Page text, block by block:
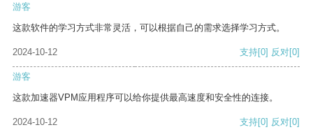
游客
这款软件的学习方式非常灵活，可以根据自己的需求选择学习方式。
2024-10-12 支持[0] 反对[0]
游客
这款加速器VPM应用程序可以给你提供最高速度和安全性的连接。
2024-10-12 支持[0] 反对[0]